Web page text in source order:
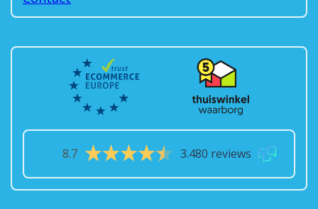
8.7 3.480 reviews